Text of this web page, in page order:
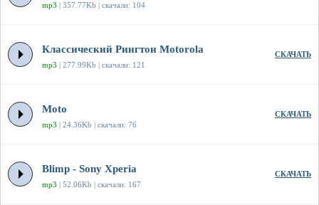
mp3 | 357.77Kb | скачали: 104
Классический Рингтон Motorola
mp3 | 277.99Kb | скачали: 121
СКАЧАТЬ
Moto
mp3 | 24.36Kb | скачали: 76
СКАЧАТЬ
Blimp - Sony Xperia
mp3 | 52.06Kb | скачали: 167
СКАЧАТЬ